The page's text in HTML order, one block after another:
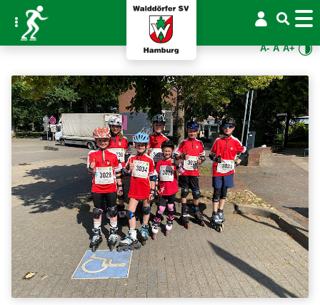
A- A A+